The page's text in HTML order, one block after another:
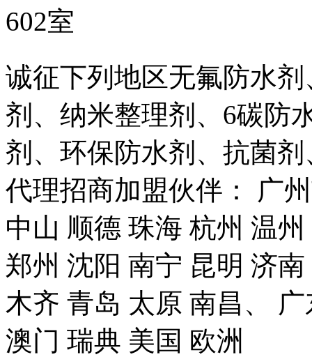
602室
诚征下列地区无氟防水
剂、纳米整理剂、6碳防
剂、环保防水剂、抗菌
代理招商加盟伙伴： 广
中山 顺德 珠海 杭州 温
郑州 沈阳 南宁 昆明 济
木齐 青岛 太原 南昌、
澳门 瑞典 美国 欧洲